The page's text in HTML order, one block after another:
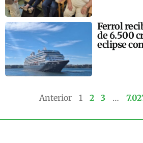
Ferrol
de 6.500
eclipse
Anterior 1 2 3 …